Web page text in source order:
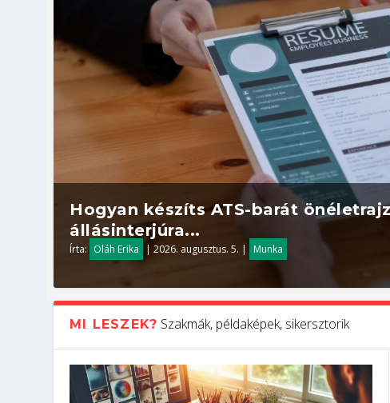
Hogyan készíts ATS-barát
állásinterjúra...
Írta: Oláh Erika |2026. augusztus. 5. | Munka
MI LESZEK? Szakmák, példaképek, sikersztorik